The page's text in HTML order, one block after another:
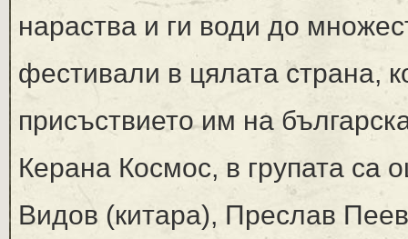
нараства и ги води до
фестивали в цялата страна,
присъствието им на
Керана Космос, в групата
Видов (китара), Преслав